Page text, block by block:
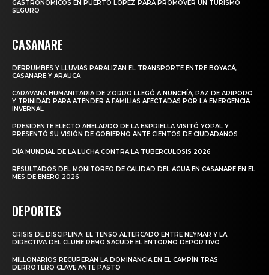
GASTRONÓMICOS EN PUERTO LÓPEZ PARA PROMOVER UN TURISMO
SEGURO
CASANARE
DERRUMBES Y LLUVIAS PARALIZAN EL TRANSPORTE ENTRE BOYACÁ,
CASANARE Y ARAUCA
CARAVANA HUMANITARIA DE ZORRO LLEGÓ A NUNCHÍA, PAZ DE ARIPORO
Y TRINIDAD PARA ATENDER A FAMILIAS AFECTADAS POR LA EMERGENCIA
INVERNAL
PRESIDENTE ELECTO ABELARDO DE LA ESPRIELLA VISITÓ YOPAL Y
PRESENTÓ SU VISIÓN DE GOBIERNO ANTE CIENTOS DE CIUDADANOS
DÍA MUNDIAL DE LA LUCHA CONTRA LA TUBERCULOSIS 2026
RESULTADOS DEL MONITOREO DE CALIDAD DEL AGUA EN CASANARE EN EL
MES DE ENERO 2026
DEPORTES
CRISIS DE DISCIPLINA: EL TENSO ALTERCADO ENTRE NEYMAR Y LA
DIRECTIVA DEL CLUBE REMO SACUDE EL ENTORNO DEPORTIVO
MILLONARIOS RECUPERAN LA DOMINANCIA EN EL CAMPÍN TRAS
DERROTERO CLAVE ANTE PASTO